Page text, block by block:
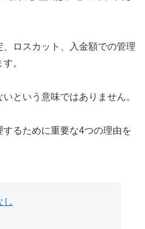
ロスカット、入金額での管理
。
という意味ではありません。
るために重要な4つの理由を
し